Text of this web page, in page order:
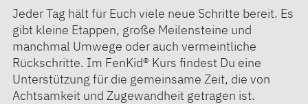
Jeder Tag hält für Euch viele neue Schritte bereit. Es
gibt kleine Etappen, große Meilensteine und
manchmal Umwege oder auch vermeintliche
Rückschritte. Im FenKid® Kurs findest Du eine
Unterstützung für die gemeinsame Zeit, die von
Achtsamkeit und Zugewandheit getragen ist.